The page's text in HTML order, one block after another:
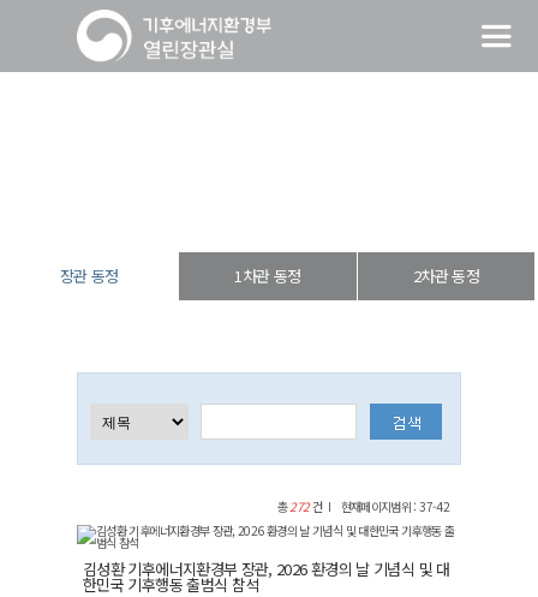
장관 동정 1차관 동정 2차관 동정
총272건 현재페이지범위 : 37-42
김성환 기후에너지환경부 장관, 2026 환경의 날 기념식 및 대
한민국 기후행동 출범식 참석